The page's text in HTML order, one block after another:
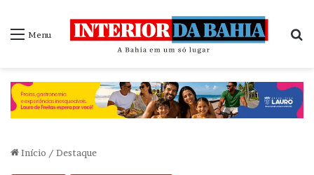
Menu
Início / Destaque